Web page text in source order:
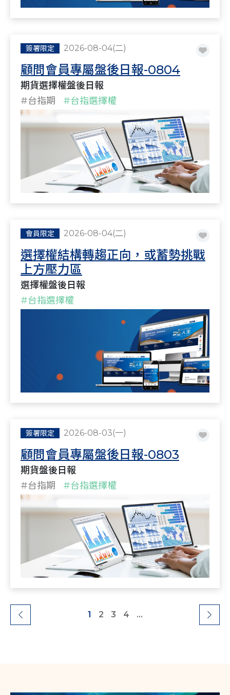
簽署限定 2026-08-04(二)
顧問會員專屬盤後日報-0804
期貨選擇權盤後日報
#台指期
#台指選擇權
會員限定 2026-08-04(二)
選擇權結構轉趨正向，或蓄勢挑戰
上方壓力區
選擇權盤後日報
#台指選擇權
簽署限定 2026-08-03(一)
顧問會員專屬盤後日報-0803
期貨盤後日報
#台指期
#台指選擇權
1 2 3 4 ...